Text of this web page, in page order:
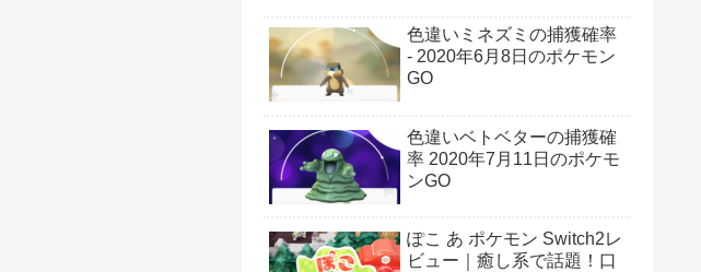
色違いミネズミの捕獲確率
- 2020年6月8日のポケモン
GO
色違いベトベターの捕獲確
率 2020年7月11日のポケモ
ンGO
ぽこ あ ポケモン Switch2レ
ビュー｜癒し系で話題！口